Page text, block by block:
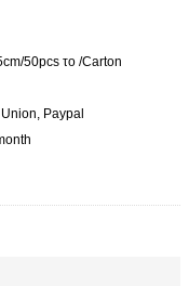
50pcs το /Carton
Paypal